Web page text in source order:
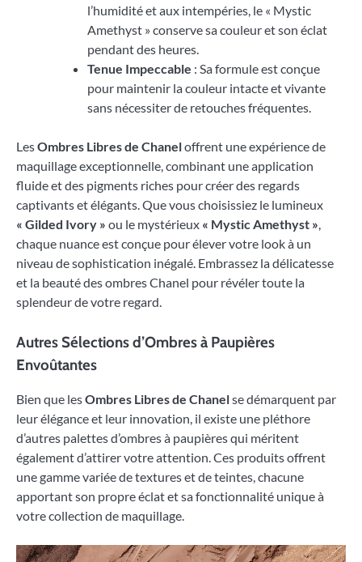
l’humidité et aux intempéries, le « Mystic
Amethyst » conserve sa couleur et son éclat
pendant des heures.
Tenue Impeccable : Sa formule est conçue
pour maintenir la couleur intacte et vivante
sans nécessiter de retouches fréquentes.
LesOmbres Libres de Chaneloffrent une expérience de
maquillage exceptionnelle, combinant une application
fluide et des pigments riches pour créer des regards
captivants et élégants. Que vous choisissiez le lumineux
« Gilded Ivory » ou le mystérieux « Mystic Amethyst »,
chaque nuance est conçue pour élever votre look à un
niveau de sophistication inégalé. Embrassez la délicatesse
et la beauté des ombres Chanel pour révéler toute la
splendeur de votre regard.
Autres Sélections d’Ombres à Paupières
Envoûtantes
Bien que lesOmbres Libres de Chanelse démarquent par
leur élégance et leur innovation, il existe une pléthore
d’autres palettes d’ombres à paupières qui méritent
également d’attirer votre attention. Ces produits offrent
une gamme variée de textures et de teintes, chacune
apportant son propre éclat et sa fonctionnalité unique à
votre collection de maquillage.